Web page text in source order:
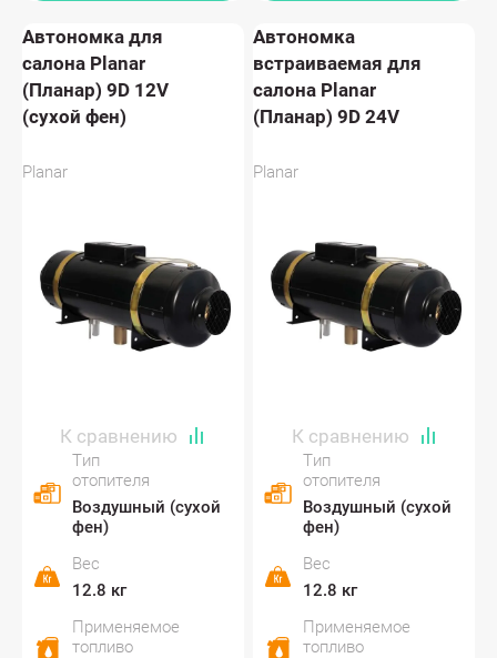
Автономка для
салона Planar
(Планар) 9D 12V
(сухой фен)
Planar
Тип
отопителя
Воздушный (сухой
фен)
Вес
12.8 кг
Применяемое
топливо
Автономка
встраиваемая для
салона Planar
(Планар) 9D 24V
Planar
Тип
отопителя
Воздушный (сухой
фен)
Вес
12.8 кг
Применяемое
топливо